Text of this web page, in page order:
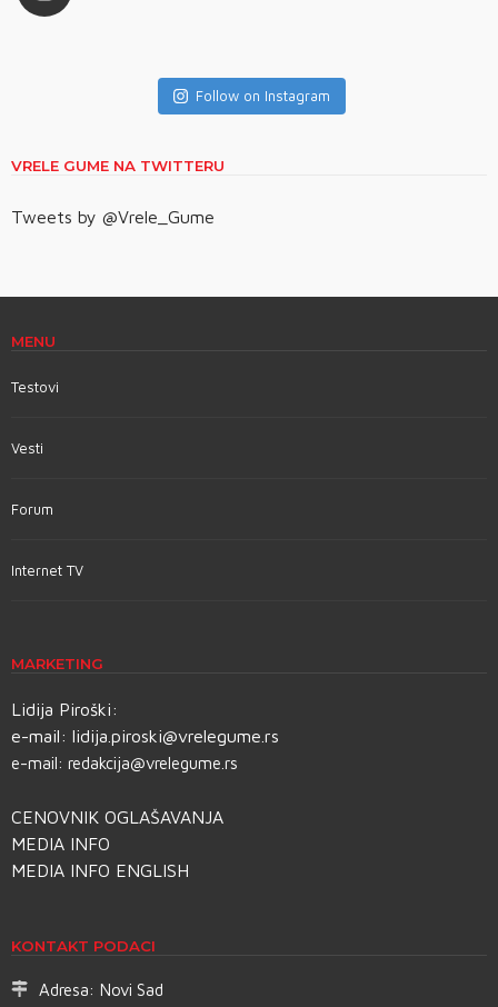
Follow on Instagram
VRELE GUME NA TWITTERU
Tweets by @Vrele_Gume
MENU
Testovi
Vesti
Forum
Internet TV
MARKETING
Lidija Piroški:
e-mail: lidija.piroski@vrelegume.rs
e-mail: redakcija@vrelegume.rs
CENOVNIK OGLAŠAVANJA
MEDIA INFO
MEDIA INFO ENGLISH
KONTAKT PODACI
Adresa: Novi Sad